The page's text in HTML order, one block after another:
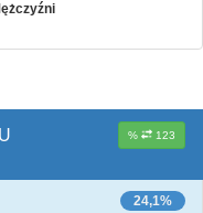
% 123
24,1%